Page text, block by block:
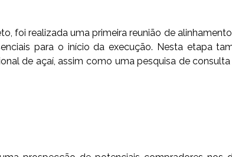
foi realizada uma primeira reunião de
para o início da execução. Nesta etapa
de açaí, assim como uma pesquisa de